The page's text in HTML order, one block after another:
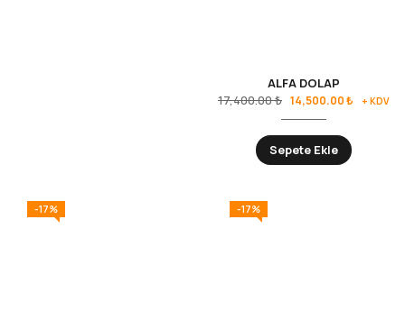
ALFA DOLAP
17,400.00₺ 14,500.00₺ + KDV
Sepete Ekle
-17% -17%